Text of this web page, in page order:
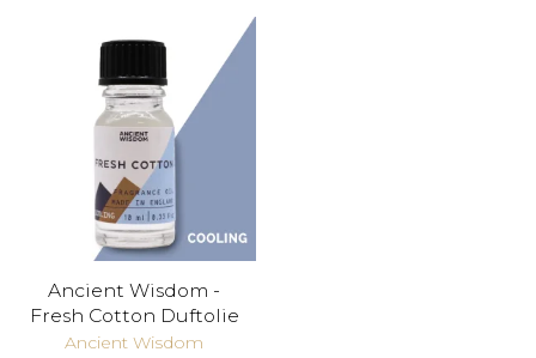
Ancient Wisdom -
Fresh Cotton Duftolie
Ancient Wisdom